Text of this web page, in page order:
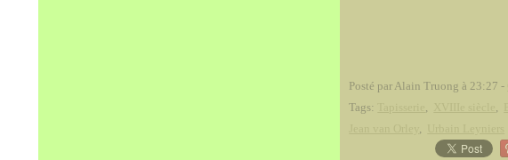
Posté par Alain Truong à 23:27 -
Tags:
, ,
,